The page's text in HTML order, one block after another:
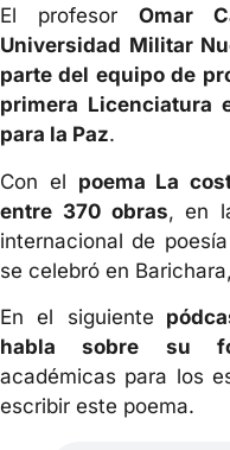
El profesor Omar
Universidad Militar
parte del equipo de
primera Licenciatura
para la Paz.
Con el poema La
entre 370 obras, en
internacional de
se celebró en
En el siguiente
habla sobre su
académicas para los
escribir este poema.